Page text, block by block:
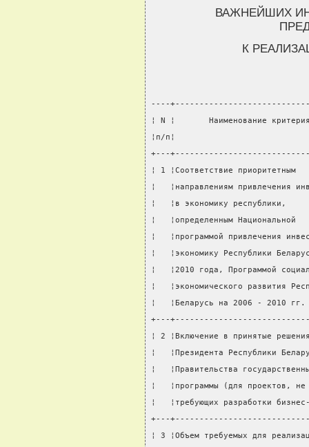
ВАЖНЕЙШИХ
К
----
¦ N ¦       Наименование
¦п/п¦
+---
¦ 1 ¦Соответствие
¦   ¦направлениям
¦   ¦в экономику
¦   ¦определенным
¦   ¦программой
¦   ¦экономику Республики
¦   ¦2010 года, Программой
¦   ¦экономического
¦   ¦Беларусь на 2006 -
+---
¦ 2 ¦Включение в принятые
¦   ¦Президента
¦   ¦Правительства
¦   ¦программы (для
¦   ¦требующих разработки
+---
¦ 3 ¦Объем требуемых для